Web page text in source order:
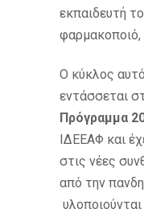
εκπαιδευτή
φαρμακοποιό,
Ο κύκλος
εντάσσεται
Πρόγραμμα
ΙΔΕΕΑΦ και
στις νέες
από την